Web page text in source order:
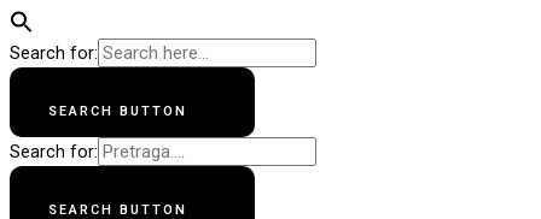
Search for:
SEARCH BUTTON
Search for:
SEARCH BUTTON